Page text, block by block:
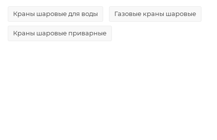
Краны шаровые для воды Газовые краны шаровые
Краны шаровые приварные